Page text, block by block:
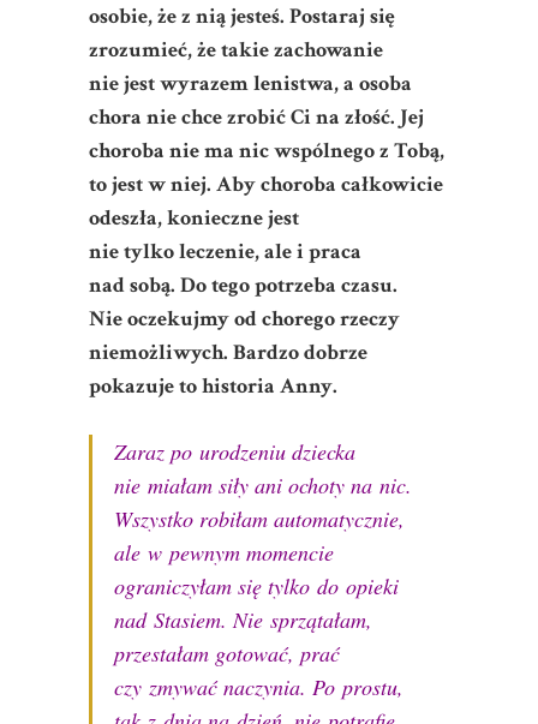
osobie, że z nią jesteś. Postaraj się
zrozumieć, że takie zachowanie
nie jest wyrazem lenistwa, a osoba
chora nie chce zrobić Ci na złość. Jej
choroba nie ma nic wspólnego z Tobą,
to jest w niej. Aby choroba całkowicie
odeszła, konieczne jest
nie tylko leczenie, ale i praca
nad sobą. Do tego potrzeba czasu.
Nie oczekujmy od chorego rzeczy
niemożliwych. Bardzo dobrze
pokazuje to historia Anny.
Zaraz po urodzeniu dziecka
nie miałam siły ani ochoty na nic.
Wszystko robiłam automatycznie,
ale w pewnym momencie
ograniczyłam się tylko do opieki
nad Stasiem. Nie sprzątałam,
przestałam gotować, prać
czy zmywać naczynia. Po prostu,